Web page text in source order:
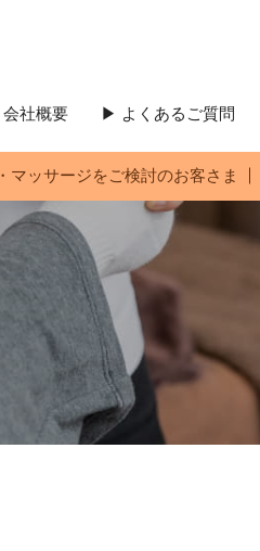
会社概要 ▶ よくあるご質問
マッサージをご検討のお客さま